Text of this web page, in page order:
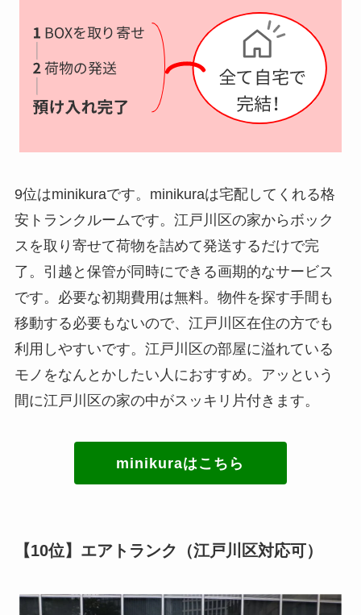
9位はminikuraです。minikuraは宅配してくれる格
安トランクルームです。江戸川区の家からボック
スを取り寄せて荷物を詰めて発送するだけで完
了。引越と保管が同時にできる画期的なサービス
です。必要な初期費用は無料。物件を探す手間も
移動する必要もないので、江戸川区在住の方でも
利用しやすいです。江戸川区の部屋に溢れている
モノをなんとかしたい人におすすめ。アッという
間に江戸川区の家の中がスッキリ片付きます。
minikuraはこちら
【10位】エアトランク（江戸川区対応可）